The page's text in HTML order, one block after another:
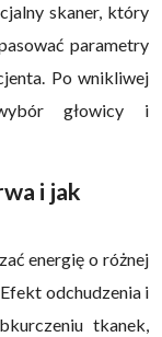
skaner, który
parametry
Po wnikliwej
głowicy i
i jak
energię o różnej
odchudzenia i
tkanek,